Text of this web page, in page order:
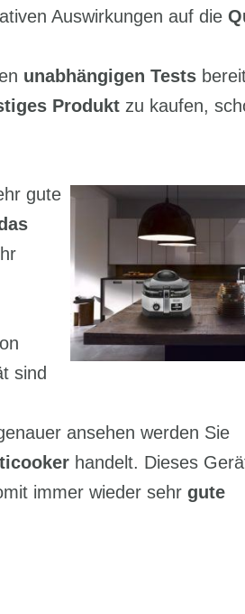
Auswirkungen auf die
unabhängigen Tests
Produkt zu kaufen,
gute
sind
ansehen werden Sie
handelt. Dieses
immer wieder sehr gute